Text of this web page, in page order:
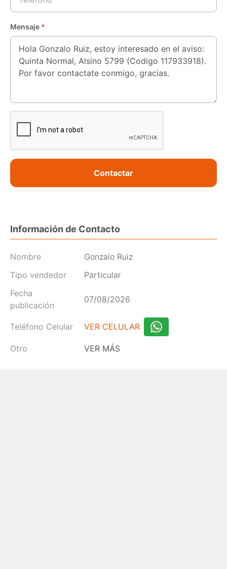
Mensaje *
Contactar
Información de Contacto
Nombre
Gonzalo Ruiz
Tipo vendedor
Particular
Fecha
publicación
07/08/2026
Teléfono Celular VER CELULAR
Otro VER MÁS